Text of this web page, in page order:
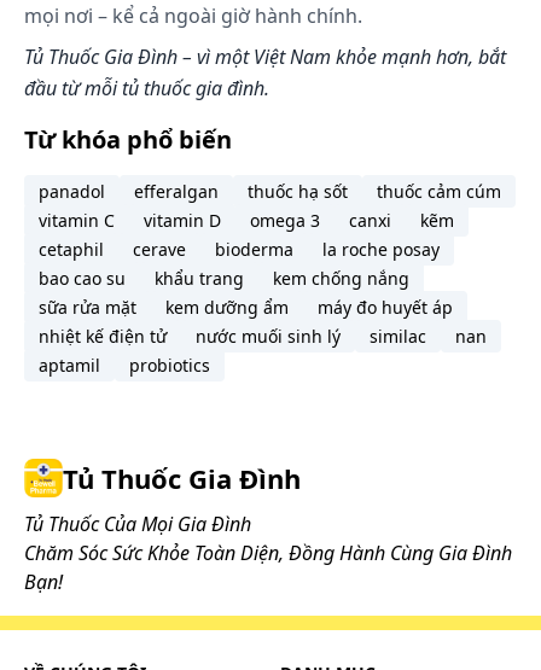
mọi nơi – kể cả ngoài giờ hành chính.
Tủ Thuốc Gia Đình – vì một Việt Nam khỏe mạnh hơn, bắt
đầu từ mỗi tủ thuốc gia đình.
Từ khóa phổ biến
panadol efferalgan thuốc hạ sốt
thuốc cảm cúm
vitamin C
vitamin D omega 3 canxi
kẽm
cetaphil
cerave bioderma
la roche posay
bao cao su
khẩu trang
kem chống nắng
sữa rửa mặt
kem dưỡng ẩm
máy đo huyết áp
nhiệt kế điện tử
nước muối sinh lý similac
nan
aptamil
probiotics
Tủ Thuốc Gia Đình
Tủ Thuốc Của Mọi Gia Đình
Chăm Sóc Sức Khỏe Toàn Diện, Đồng Hành Cùng Gia Đình
Bạn!